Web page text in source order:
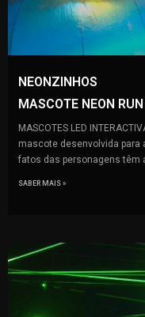
NEONZINHOS
MASCOTE NEON RUN
MASCOTES LED
mascote desenvolvida para
fatos das personagens têm
SABER MAIS »